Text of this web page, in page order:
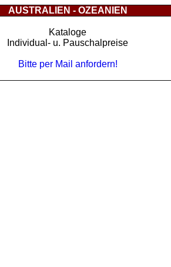
AUSTRALIEN - OZEANIEN
Kataloge
Individual- u. Pauschalpreise
Bitte per Mail anfordern!